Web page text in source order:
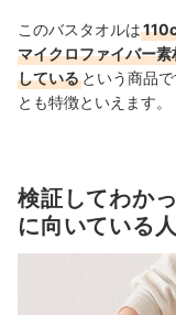
このバスタオルは
マイクロファイバー
している という商品
とも特徴といえます。
検証してわか
に向いている